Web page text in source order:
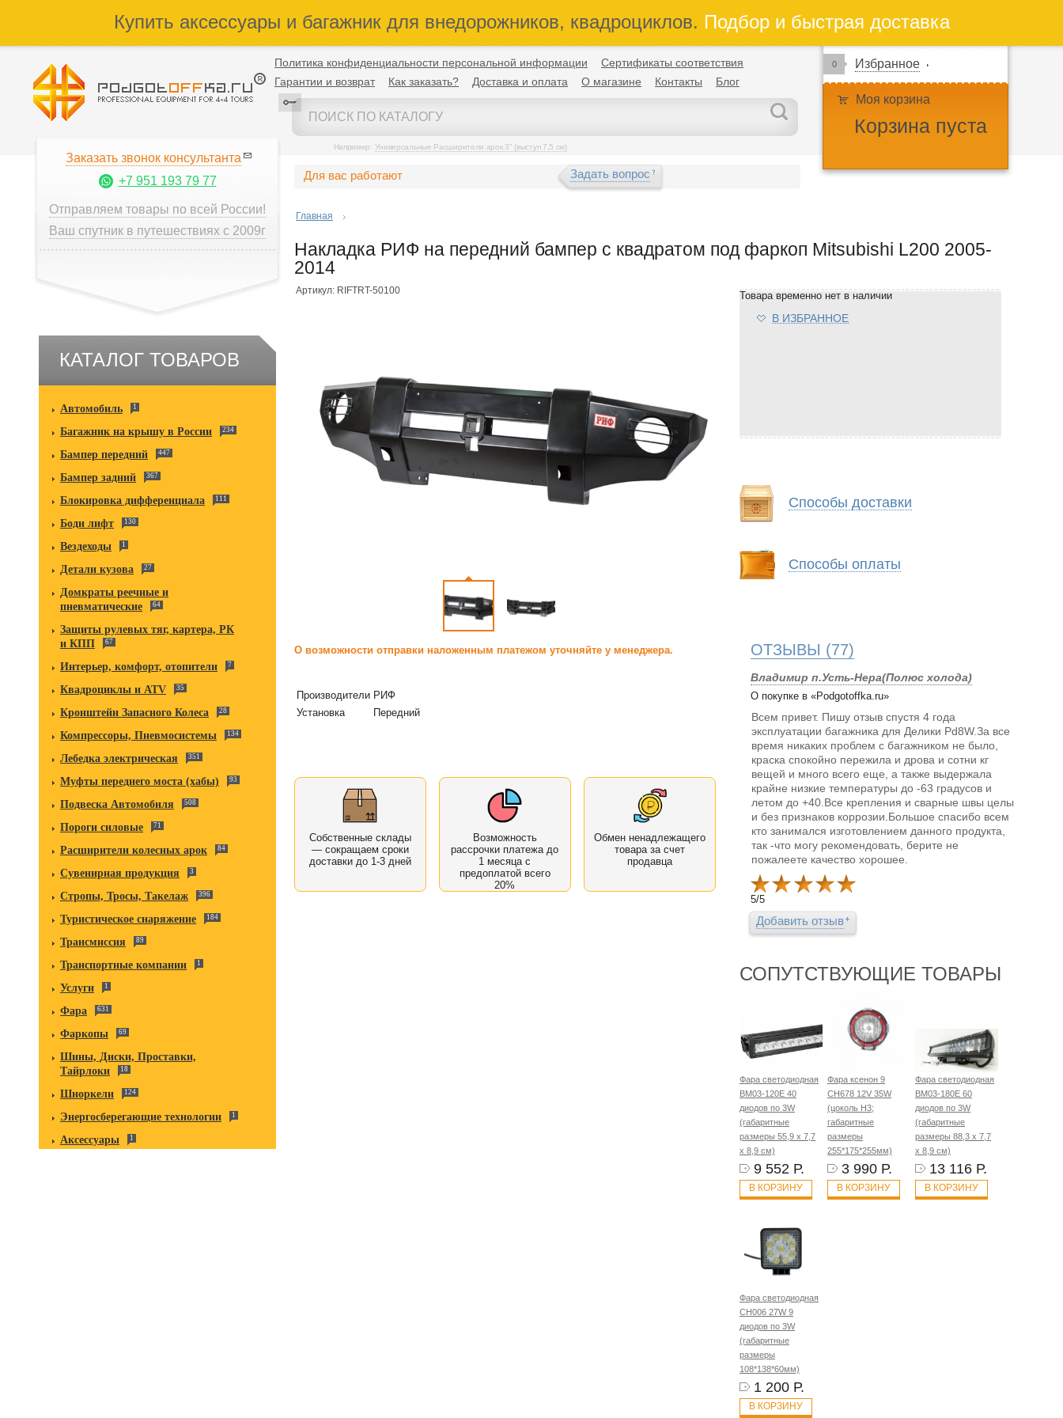
Купить аксессуары и багажник для внедорожников, квадроциклов.Подбор и быстрая доставка
Политика конфиденциальности персональной информации
Сертификаты соответствия
Гарантии и возврат
Как заказать? Доставка и оплата О магазине Контакты Блог
Например: Универсальные Расширители арок 3" (выступ 7,5 см)
0 Избранное
Моя корзина
Корзина пуста
Заказать звонок консультанта
+7 951 193 79 77
Отправляем товары по всей России!
Ваш спутник в путешествиях с 2009г
КАТАЛОГ ТОВАРОВ
Автомобиль 1
Багажник на крышу в России 234
Бампер передний 447
Бампер задний 367
Блокировка дифференциала 111
Боди лифт 130
Вездеходы 1
Детали кузова 27
Домкраты реечные и
пневматические
64
Защиты рулевых тяг, картера, РК
и КПП
67
Интерьер, комфорт, отопители 7
Квадроциклы и ATV 35
Кронштейн Запасного Колеса 28
Компрессоры, Пневмосистемы 134
Лебедка электрическая 351
Муфты переднего моста (хабы) 93
Подвеска Автомобиля 508
Пороги силовые 71
Расширители колесных арок 84
Сувенирная продукция 3
Стропы, Тросы, Такелаж 396
Туристическое снаряжение 184
Трансмиссия 89
Транспортные компании 1
Услуги 1
Фара 631
Фаркопы 69
Шины, Диски, Проставки,
Тайрлоки
18
Шноркели 124
Энергосберегающие технологии 1
Аксессуары 1
Для вас работают Задать вопрос
Главная
Накладка РИФ на передний бампер с квадратом под фаркоп Mitsubishi L200 2005-
2014
Артикул: RIFTRT-50100
О возможности отправки наложенным платежом уточняйте у менеджера.
Производители РИФ
Установка
Передний
Собственные склады
— сокращаем сроки
доставки до 1-3 дней
Возможность
рассрочки платежа до
1 месяца с
предоплатой всего
20%
Обмен ненадлежащего
товара за счет
продавца
Товара временно нет в наличии
В ИЗБРАННОЕ
Способы доставки
Способы оплаты
ОТЗЫВЫ (77)
Владимир п.Усть-Нера(Полюс холода)
О покупке в «Podgotoffka.ru»
Всем привет. Пишу отзыв спустя 4 года
эксплуатации багажника для Делики Pd8W.За все
время никаких проблем с багажником не было,
краска спокойно пережила и дрова и сотни кг
вещей и много всего еще, а также выдержала
крайне низкие температуры до -63 градусов и
летом до +40.Все крепления и сварные швы целы
и без признаков коррозии.Большое спасибо всем
кто занимался изготовлением данного продукта,
так -что могу рекомендовать, берите не
пожалеете качество хорошее.
5/5
Добавить отзыв
СОПУТСТВУЮЩИЕ ТОВАРЫ
Фара светодиодная
BM03-120E 40
диодов по 3W
(габаритные
размеры 55,9 х 7,7
х 8,9 см)
9 552 Р.
В КОРЗИНУ
Фара ксенон 9
CH678 12V 35W
(цоколь H3;
габаритные
размеры
255*175*255мм)
3 990 Р.
В КОРЗИНУ
Фара светодиодная
BM03-180E 60
диодов по 3W
(габаритные
размеры 88,3 х 7,7
х 8,9 см)
13 116 Р.
В КОРЗИНУ
Фара светодиодная
CH006 27W 9
диодов по 3W
(габаритные
размеры
108*138*60мм)
1 200 Р.
В КОРЗИНУ